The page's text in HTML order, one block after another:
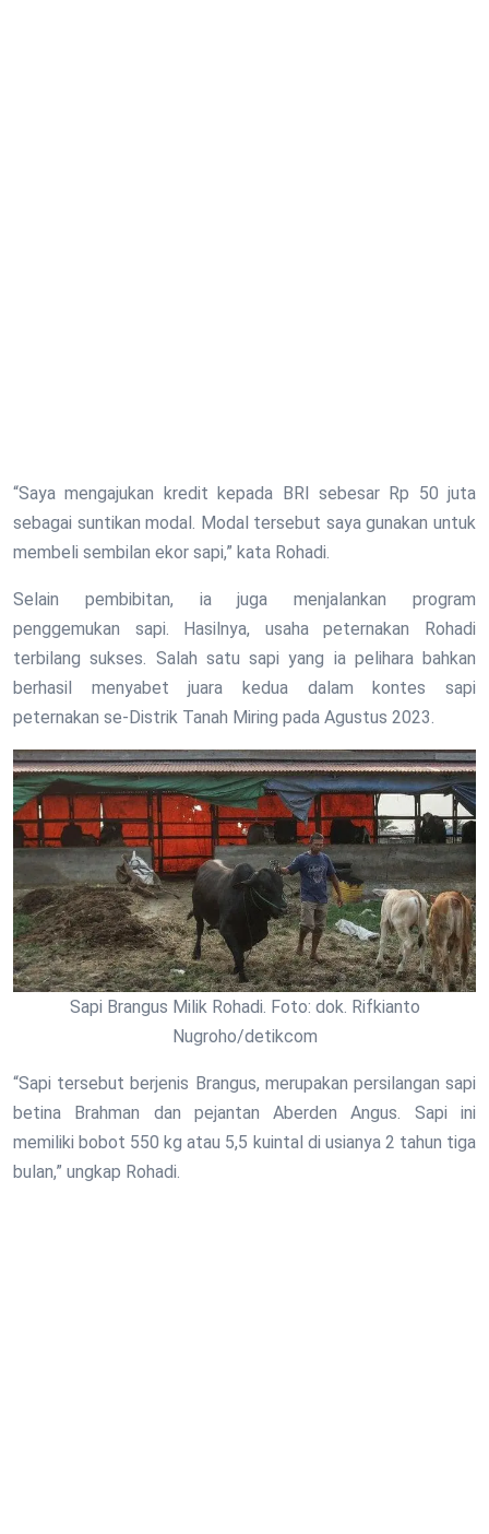
“Saya mengajukan kredit kepada BRI sebesar Rp 50 juta
sebagai suntikan modal. Modal tersebut saya gunakan untuk
membeli sembilan ekor sapi,” kata Rohadi.
Selain pembibitan, ia juga menjalankan program
penggemukan sapi. Hasilnya, usaha peternakan Rohadi
terbilang sukses. Salah satu sapi yang ia pelihara bahkan
berhasil menyabet juara kedua dalam kontes sapi
peternakan se-Distrik Tanah Miring pada Agustus 2023.
Sapi Brangus Milik Rohadi. Foto: dok. Rifkianto
Nugroho/detikcom
“Sapi tersebut berjenis Brangus, merupakan persilangan sapi
betina Brahman dan pejantan Aberden Angus. Sapi ini
memiliki bobot 550 kg atau 5,5 kuintal di usianya 2 tahun tiga
bulan,” ungkap Rohadi.